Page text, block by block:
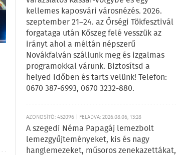
kellemes kaposvári városnézés. 2026.
szeptember 21–24. az Őrségi Tökfesztivál
forgataga után Kőszeg felé vesszük az
irányt ahol a méltán népszerű
Novákfalván szállunk meg és izgalmas
programokkal várunk. Biztosítsd a
helyed időben és tarts velünk! Telefon:
0670 387-6993, 0670 3232-880.
AZONOSÍTÓ: 452096 | FELADVA: 2026.08.06, 13:28
A szegedi Néma Papagáj lemezbolt
lemezgyűjteményeket, kis és nagy
hanglemezeket, műsoros zenekazettákat,